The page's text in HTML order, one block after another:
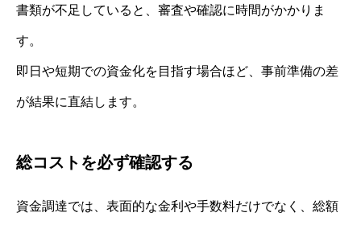
書類が不足していると、審査や確認に時間がかかりま
す。
即日や短期での資金化を目指す場合ほど、事前準備の差
が結果に直結します。
総コストを必ず確認する
資金調達では、表面的な金利や手数料だけでなく、総額